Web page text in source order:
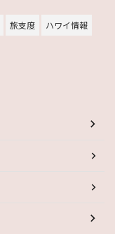
旅支度 ハワイ情報